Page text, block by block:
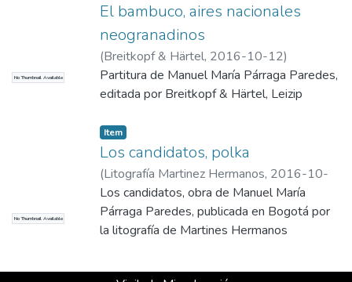
No Thumbnail Available
El bambuco, aires nacionales
neogranadinos
(Breitkopf & Härtel, 2016-10-12)
Partitura de Manuel María Párraga Paredes,
editada por Breitkopf & Härtel, Leizip
No Thumbnail Available
Item
Los candidatos, polka
(Litografía Martinez Hermanos, 2016-10-
12) Párraga Paredes, Manuel María
Los candidatos, obra de Manuel María
Párraga Paredes, publicada en Bogotá por
la litografía de Martines Hermanos